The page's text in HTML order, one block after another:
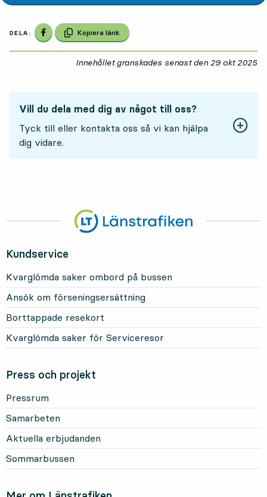
DELA: Dela på Facebook
Kopiera länk
Innehållet granskades senast den 29 okt 2025
Vill du dela med dig av något till oss?
Tyck till eller kontakta oss så vi kan hjälpa
dig vidare.
Kundservice
Kvarglömda saker ombord på bussen
Ansök om förseningsersättning
Borttappade resekort
Kvarglömda saker för Serviceresor
Press och projekt
Pressrum
Samarbeten
Aktuella erbjudanden
Sommarbussen